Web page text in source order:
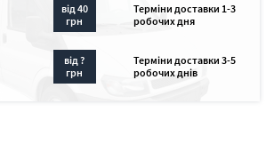
від 40
грн
Терміни доставки 1-3
робочих дня
від ?
грн
Терміни доставки 3-5
робочих днів